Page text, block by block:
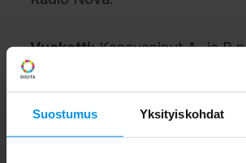
Suostumus Yksityiskohdat
Vuokatti:Kanavaniput A- ja B
Rovaniemeltä pohjoiseen päin
radiokanavat pois lukien Yle